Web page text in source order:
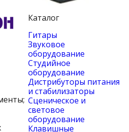
Каталог
Гитары
Звуковое
оборудование
Студийное
оборудование
Дистрибуторы питания
и стабилизаторы
Сценическое и
световое
оборудование
Клавишные